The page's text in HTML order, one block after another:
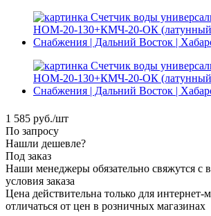
1 585 руб./шт
По запросу
Нашли дешевле?
Под заказ
Наши менеджеры обязательно свяжутся с
условия заказа
Цена действительна только для интернет-
отличаться от цен в розничных магазинах